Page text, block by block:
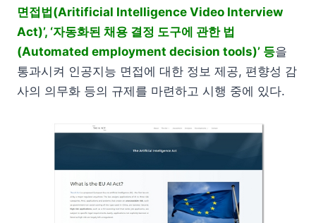
면접법(Aritificial Intelligence Video Interview
Act)’, ‘자동화된 채용 결정 도구에 관한 법
(Automated employment decision tools)’ 등을
통과시켜 인공지능 면접에 대한 정보 제공, 편향성 감
사의 의무화 등의 규제를 마련하고 시행 중에 있다.